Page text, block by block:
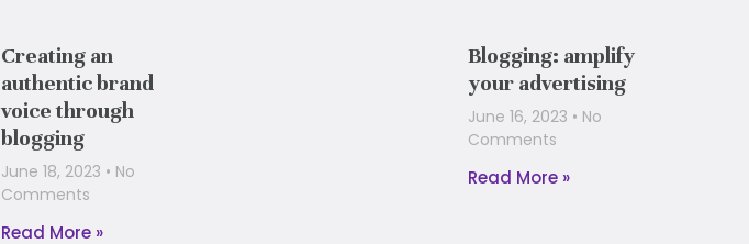
Creating an
authentic brand
voice through
blogging
June 18, 2023
No
Comments
Read More »
Blogging: amplify
your advertising
June 16, 2023
No
Comments
Read More »